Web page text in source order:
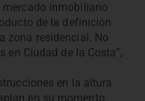
mercado inmobiliario
de la definición
zona residencial. No
en Ciudad de la Costa”,
en la altura
en su momento